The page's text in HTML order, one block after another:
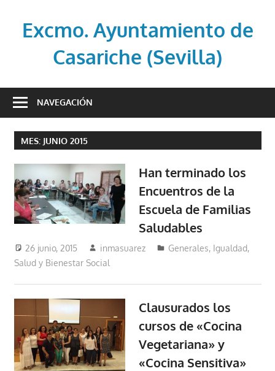
contenidoExcmo. Ayuntamiento de
Casariche (Sevilla)
oficial
Ayuntamiento
de
Casariche
(Sevilla)
NAVEGACIÓN
MES: JUNIO 2015
Han terminado los
Encuentros de la
Escuela de Familias
Saludables
26 junio, 2015 inmasuarez Generales, Igualdad,
Salud y Bienestar Social
Clausurados los
cursos de «Cocina
Vegetariana» y
«Cocina Sensitiva»